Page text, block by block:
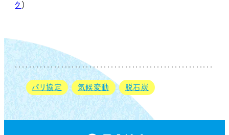
ク ）
パリ協定 気候変動 脱石炭